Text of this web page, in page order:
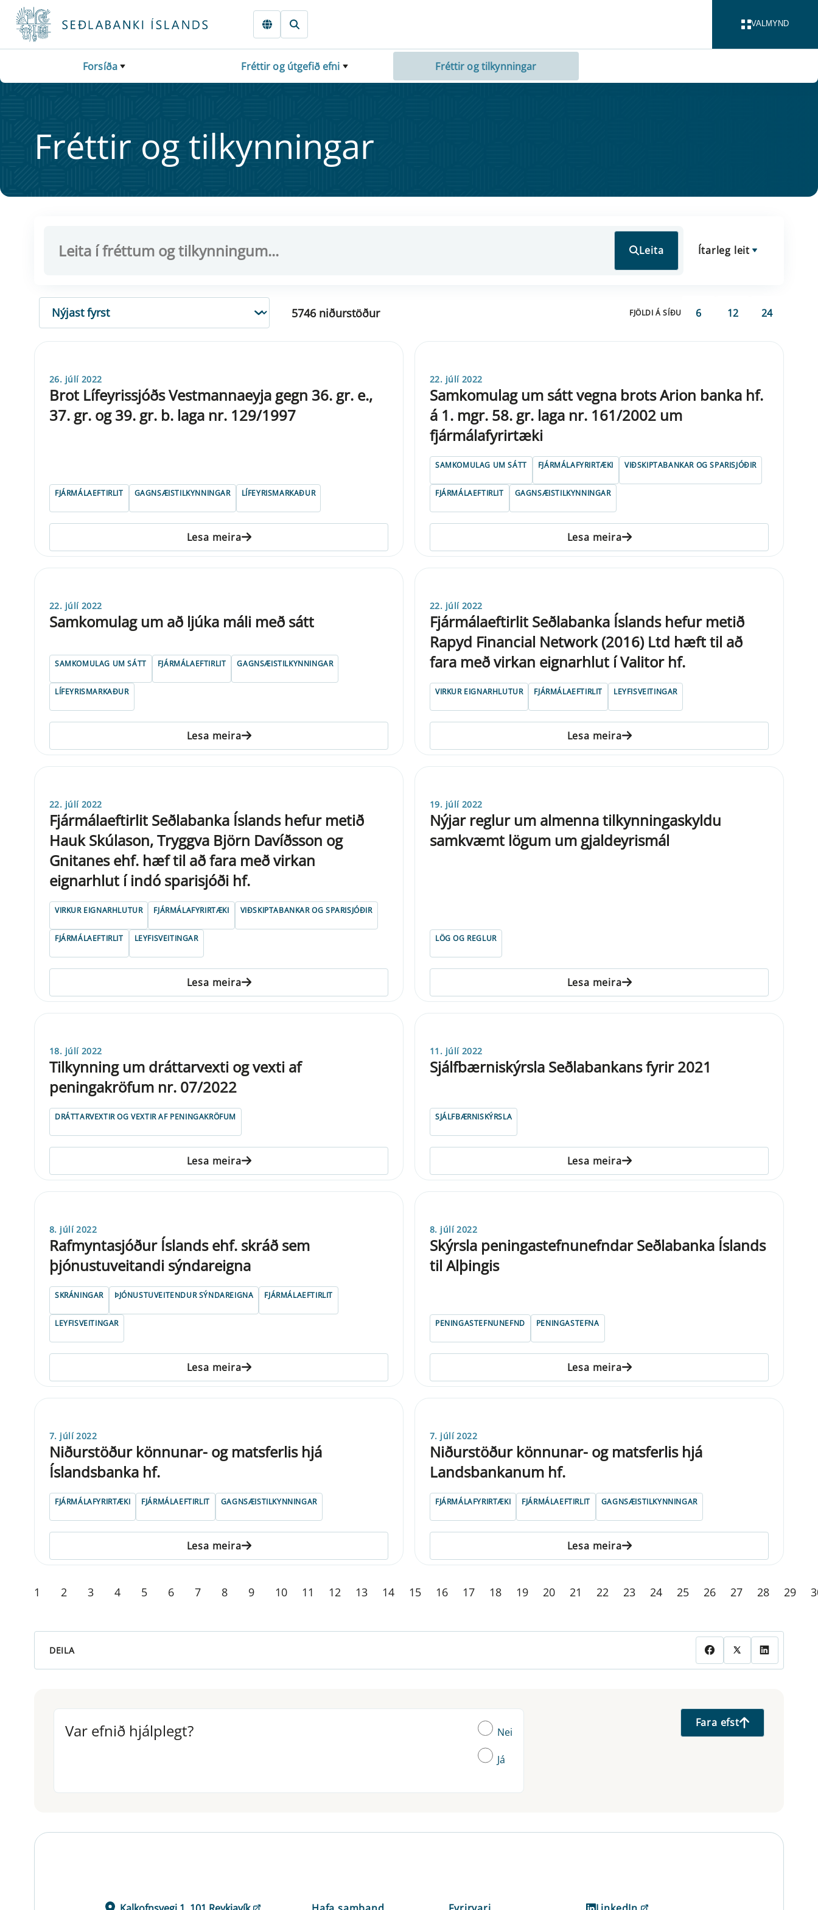
Fara beint í Meginmál
VALMYND
Forsíða Fréttir og útgefið efni Fréttir og tilkynningar
Frétt­ir og til­kynn­ing­ar
Leita Ítarleg leit
RÖÐUN
5746 niðurstöður FJÖLDI Á SÍÐU 6 12 24
26. júlí 2022
Brot Lífeyrissjóðs Vestmannaeyja gegn 36. gr. e.,
37. gr. og 39. gr. b. laga nr. 129/1997
FJÁRMÁLAEFTIRLIT GAGNSÆISTILKYNNINGAR LÍFEYRISMARKAÐUR
Lesa meira
22. júlí 2022
Samkomulag um sátt vegna brots Arion banka hf.
á 1. mgr. 58. gr. laga nr. 161/2002 um
fjármálafyrirtæki
SAMKOMULAG UM SÁTT FJÁRMÁLAFYRIRTÆKI VIÐSKIPTABANKAR OG SPARISJÓÐIR
FJÁRMÁLAEFTIRLIT GAGNSÆISTILKYNNINGAR
Lesa meira
22. júlí 2022
Samkomulag um að ljúka máli með sátt
SAMKOMULAG UM SÁTT FJÁRMÁLAEFTIRLIT GAGNSÆISTILKYNNINGAR
LÍFEYRISMARKAÐUR
Lesa meira
22. júlí 2022
Fjármálaeftirlit Seðlabanka Íslands hefur metið
Rapyd Financial Network (2016) Ltd hæft til að
fara með virkan eignarhlut í Valitor hf.
VIRKUR EIGNARHLUTUR FJÁRMÁLAEFTIRLIT LEYFISVEITINGAR
Lesa meira
22. júlí 2022
Fjármálaeftirlit Seðlabanka Íslands hefur metið
Hauk Skúlason, Tryggva Björn Davíðsson og
Gnitanes ehf. hæf til að fara með virkan
eignarhlut í indó sparisjóði hf.
VIRKUR EIGNARHLUTUR FJÁRMÁLAFYRIRTÆKI VIÐSKIPTABANKAR OG SPARISJÓÐIR
FJÁRMÁLAEFTIRLIT LEYFISVEITINGAR
Lesa meira
19. júlí 2022
Nýjar reglur um almenna tilkynningaskyldu
samkvæmt lögum um gjaldeyrismál
LÖG OG REGLUR
Lesa meira
18. júlí 2022
Tilkynning um dráttarvexti og vexti af
peningakröfum nr. 07/2022
DRÁTTARVEXTIR OG VEXTIR AF PENINGAKRÖFUM
Lesa meira
11. júlí 2022
Sjálfbærniskýrsla Seðlabankans fyrir 2021
SJÁLFBÆRNISKÝRSLA
Lesa meira
8. júlí 2022
Rafmyntasjóður Íslands ehf. skráð sem
þjónustuveitandi sýndareigna
SKRÁNINGAR ÞJÓNUSTUVEITENDUR SÝNDAREIGNA FJÁRMÁLAEFTIRLIT
LEYFISVEITINGAR
Lesa meira
8. júlí 2022
Skýrsla peningastefnunefndar Seðlabanka Íslands
til Alþingis
PENINGASTEFNUNEFND PENINGASTEFNA
Lesa meira
7. júlí 2022
Niðurstöður könnunar- og matsferlis hjá
Íslandsbanka hf.
FJÁRMÁLAFYRIRTÆKI FJÁRMÁLAEFTIRLIT GAGNSÆISTILKYNNINGAR
Lesa meira
7. júlí 2022
Niðurstöður könnunar- og matsferlis hjá
Landsbankanum hf.
FJÁRMÁLAFYRIRTÆKI FJÁRMÁLAEFTIRLIT GAGNSÆISTILKYNNINGAR
Lesa meira
1 2 3 4 5 6 7 8 9 10 11 12 13 14 15 16 17 18 19 20 21 22 23 24 25 26 27 28 29
DEILA
Var efnið hjálplegt?
Var efnið hjálplegt? Nei
Já
Fara efst